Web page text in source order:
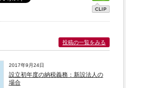
2017年9月24日
設立初年度の納税義務：新設法人の
場合
投稿の一覧をみる